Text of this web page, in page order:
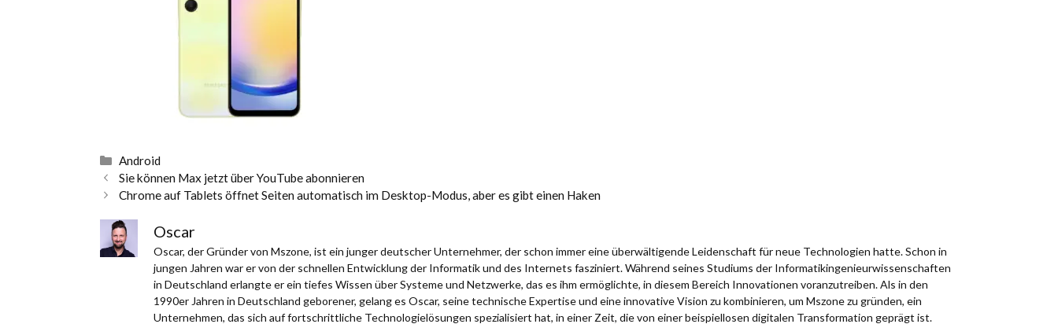
Kategorien
Android
Sie können Max jetzt über YouTube abonnieren
Chrome auf Tablets öffnet Seiten automatisch im Desktop-Modus, aber es gibt einen Haken
Oscar
Oscar, der Gründer von Mszone, ist ein junger deutscher Unternehmer, der schon immer eine überwältigende Leidenschaft für neue Technologien hatte. Schon in
jungen Jahren war er von der schnellen Entwicklung der Informatik und des Internets fasziniert. Während seines Studiums der Informatikingenieurwissenschaften
in Deutschland erlangte er ein tiefes Wissen über Systeme und Netzwerke, das es ihm ermöglichte, in diesem Bereich Innovationen voranzutreiben. Als in den
1990er Jahren in Deutschland geborener, gelang es Oscar, seine technische Expertise und eine innovative Vision zu kombinieren, um Mszone zu gründen, ein
Unternehmen, das sich auf fortschrittliche Technologielösungen spezialisiert hat, in einer Zeit, die von einer beispiellosen digitalen Transformation geprägt ist.